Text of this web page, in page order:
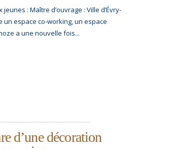
: Maître d’ouvrage : Ville d’Évry-
un espace co-working, un espace
a une nouvelle fois...
d’une décoration